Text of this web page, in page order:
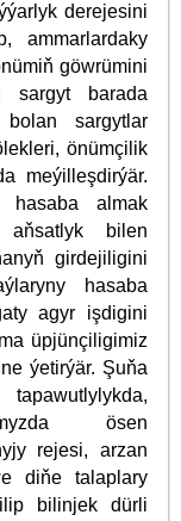
derejesini
ammarlardaky
göwrümini
sargyt barada
sargytlar
önümçilik
meýilleşdirýär.
hasaba almak
aňsatlyk bilen
girdejiligini
hasaba
agyr işdigini
üpjünçiligimiz
ýetirýär. Şuňa
ösen
rejesi, arzan
diňe talaplary
bilinjek dürli